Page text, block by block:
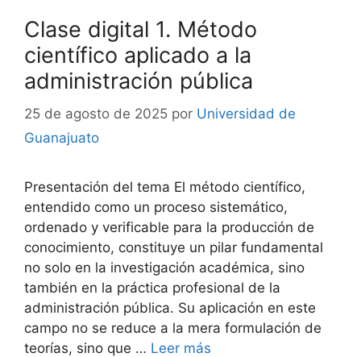
Clase digital 1. Método
científico aplicado a la
administración pública
25 de agosto de 2025 por Universidad de
Guanajuato
Presentación del tema El método científico,
entendido como un proceso sistemático,
ordenado y verificable para la producción de
conocimiento, constituye un pilar fundamental
no solo en la investigación académica, sino
también en la práctica profesional de la
administración pública. Su aplicación en este
campo no se reduce a la mera formulación de
teorías, sino que … Leer más